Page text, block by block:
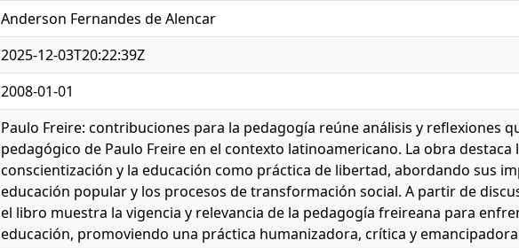
Anderson Fernandes de Alencar
2025-12-03T20:22:39Z
2008-01-01
Paulo Freire: contribuciones para la pedagogía reúne análisis y reflexiones
pedagógico de Paulo Freire en el contexto latinoamericano. La obra
conscientización y la educación como práctica de libertad, abordando sus
educación popular y los procesos de transformación social. A partir de
el libro muestra la vigencia y relevancia de la pedagogía freireana para
educación, promoviendo una práctica humanizadora, crítica y